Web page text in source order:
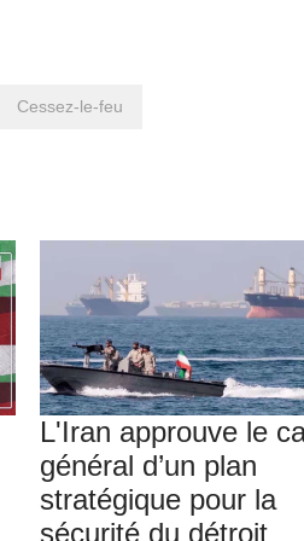
Cessez-le-feu
L'Iran approuve le
général d’un plan
stratégique pour la
sécurité du détroit